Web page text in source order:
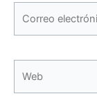
electrónico*